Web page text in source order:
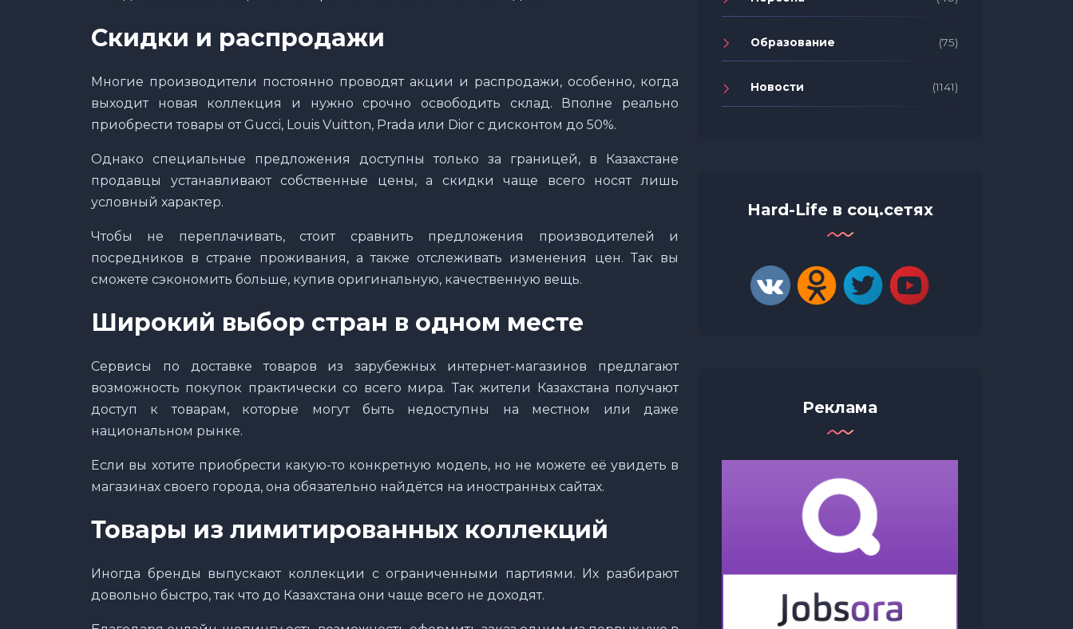
Скидки и распродажи
Многие производители постоянно проводят акции и распродажи, особенно, когда
выходит новая коллекция и нужно срочно освободить склад. Вполне реально
приобрести товары от Gucci, Louis Vuitton, Prada или Dior с дисконтом до 50%.
Однако специальные предложения доступны только за границей, в Казахстане
продавцы устанавливают собственные цены, а скидки чаще всего носят лишь
условный характер.
Чтобы не переплачивать, стоит сравнить предложения производителей и
посредников в стране проживания, а также отслеживать изменения цен. Так вы
сможете сэкономить больше, купив оригинальную, качественную вещь.
Широкий выбор стран в одном месте
Сервисы по доставке товаров из зарубежных интернет-магазинов предлагают
возможность покупок практически со всего мира. Так жители Казахстана получают
доступ к товарам, которые могут быть недоступны на местном или даже
национальном рынке.
Если вы хотите приобрести какую-то конкретную модель, но не можете её увидеть в
магазинах своего города, она обязательно найдётся на иностранных сайтах.
Товары из лимитированных коллекций
Иногда бренды выпускают коллекции с ограниченными партиями. Их разбирают
довольно быстро, так что до Казахстана они чаще всего не доходят.
Образование (75)
Новости (1141)
Hard-Life в соц.сетях
Реклама